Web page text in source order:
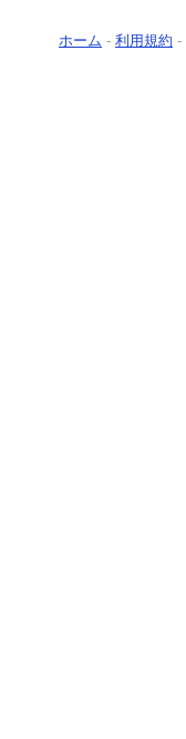
ホーム - 利用規約 -